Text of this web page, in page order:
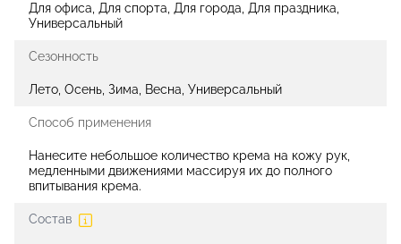
Для офиса, Для спорта, Для города, Для праздника,
Универсальный
Сезонность
Лето, Осень, Зима, Весна, Универсальный
Способ применения
Нанесите небольшое количество крема на кожу рук,
медленными движениями массируя их до полного
впитывания крема.
Состав